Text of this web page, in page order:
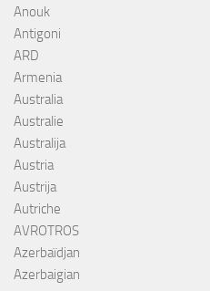
Anouk
Antigoni
ARD
Armenia
Australia
Australie
Australija
Austria
Austrija
Autriche
AVROTROS
Azerbaïdjan
Azerbaigian